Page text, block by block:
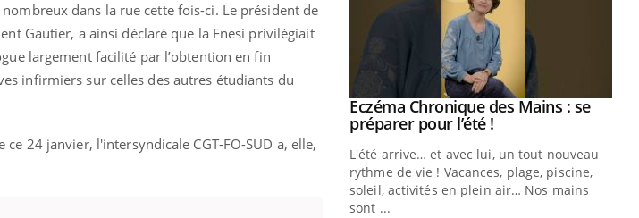
dans la rue cette fois-ci. Le président de
Gautier, a ainsi déclaré que la Fnesi privilégiait
largement facilité par l’obtention en fin
infirmiers sur celles des autres étudiants du
24 janvier, l'intersyndicale CGT-FO-SUD a, elle,
ou
de la
qui la rend
En 2026, l'insuline dans le diabète de type 2
Youtube
Eczéma Chronique des Mains : se
préparer pour l’été !Youtube
L'été arrive… et avec lui, un tout nouveau
rythme de vie ! Vacances, plage, piscine,
soleil, activités en plein air… Nos mains
sont ...